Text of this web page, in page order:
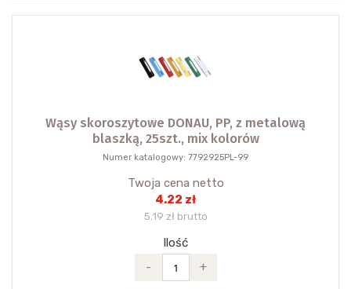
Wąsy skoroszytowe DONAU, PP, z metalową
blaszką, 25szt., mix kolorów
Numer katalogowy: 7792925PL-99
Twoja cena netto
4.22 zł
5.19 zł brutto
Ilość
-
+